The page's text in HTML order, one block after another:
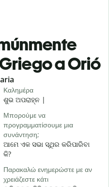
a Orió
Καλημέρα
ଶୁଭ ଅପରାହ୍ନ |
Μπορούμε να
προγραμματίσουμε μια
συνάντηση;
ଆମେ ଏକ ସଭା ସ୍ଥିର କରିପାରିବା
କି?
Παρακαλώ ενημερώστε με αν
χρειάζεστε κάτι